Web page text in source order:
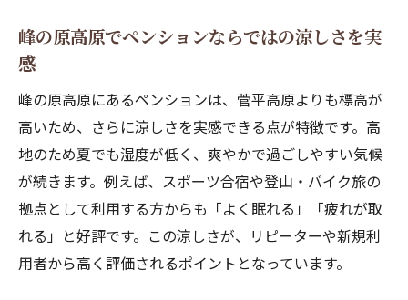
峰の原高原でペンションならではの涼しさを実
感
峰の原高原にあるペンションは、菅平高原よりも標高が
高いため、さらに涼しさを実感できる点が特徴です。高
地のため夏でも湿度が低く、爽やかで過ごしやすい気候
が続きます。例えば、スポーツ合宿や登山・バイク旅の
拠点として利用する方からも「よく眠れる」「疲れが取
れる」と好評です。この涼しさが、リピーターや新規利
用者から高く評価されるポイントとなっています。